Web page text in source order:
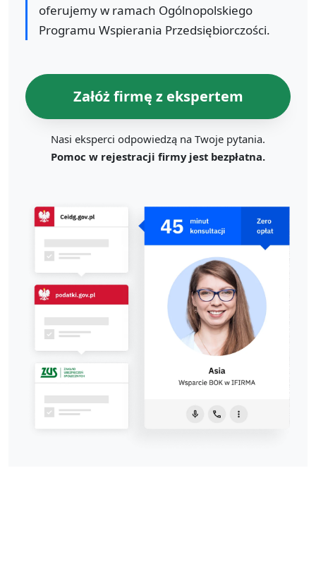
oferujemy w ramach Ogólnopolskiego
Programu Wspierania Przedsiębiorczości.
Załóż firmę z ekspertem
Nasi eksperci odpowiedzą na Twoje pytania.
Pomoc w rejestracji firmy jest bezpłatna.